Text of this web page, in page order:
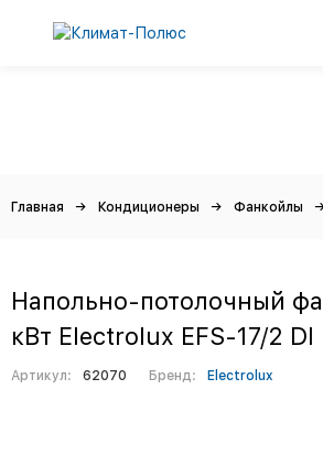
Главная Кондиционеры Фанкойлы
Напольно-потолочный
кВт Electrolux EFS-17/2 DI
Артикул: 62070 Бренд: Electrolux